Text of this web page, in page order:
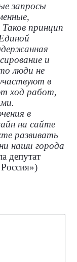
запросы
принцип
и
люди не
в
ход работ,
в
на сайте
развивать
наши города
депутат